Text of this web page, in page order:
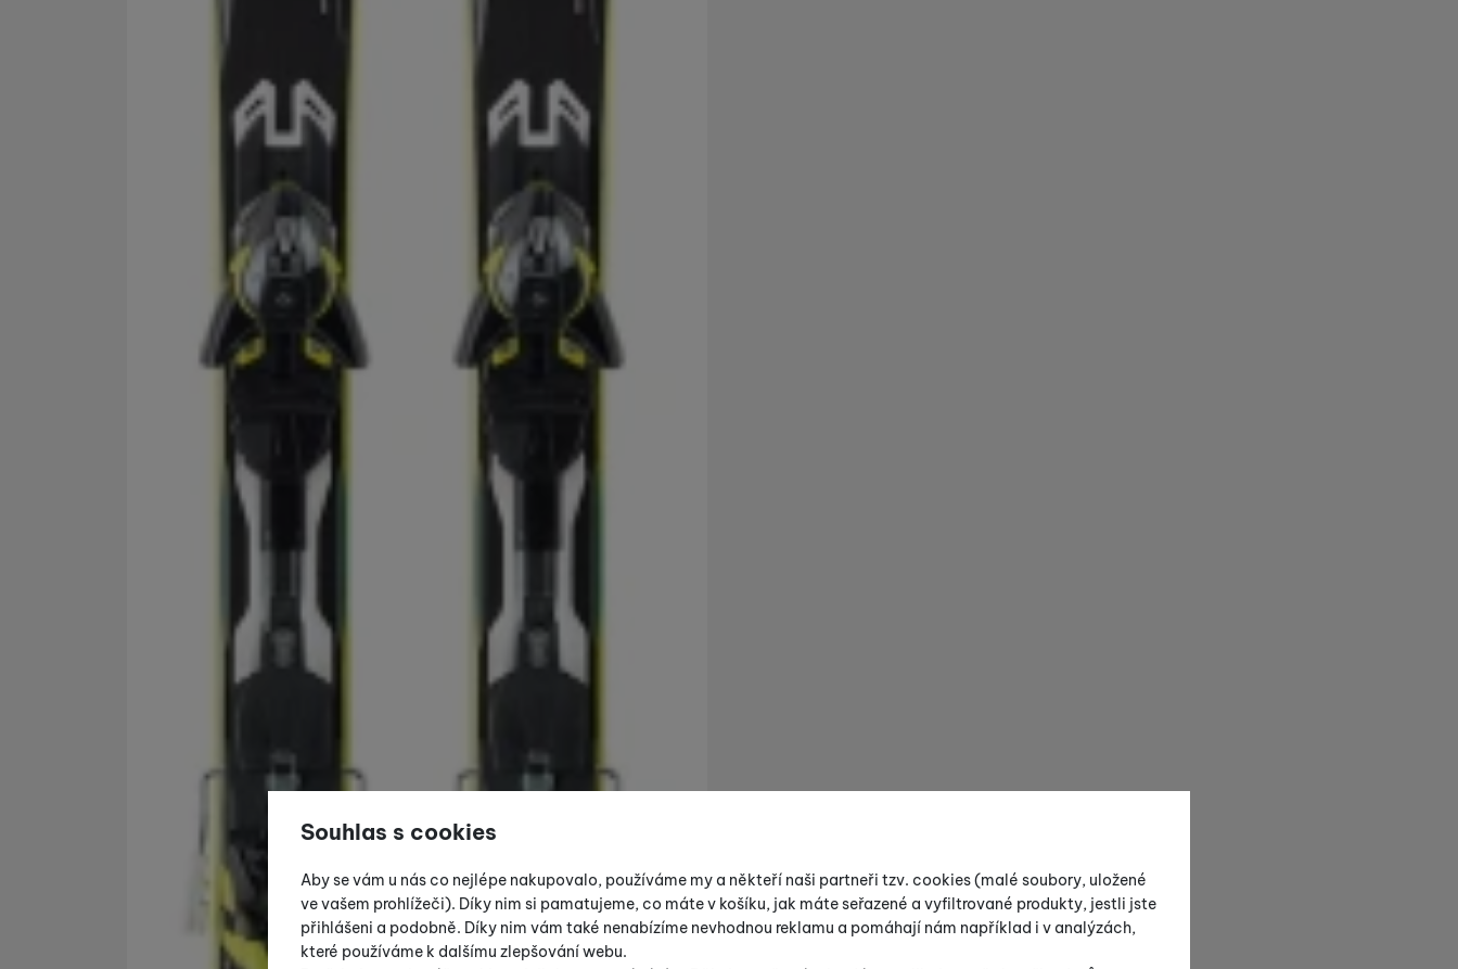
Souhlas s cookies
Aby se vám u nás co nejlépe nakupovalo, používáme my a někteří naši partneři tzv. cookies (malé soubory, uložené
ve vašem prohlížeči). Díky nim si pamatujeme, co máte v košíku, jak máte seřazené a vyfiltrované produkty, jestli jste
přihlášeni a podobně. Díky nim vám také nenabízíme nevhodnou reklamu a pomáhají nám například i v analýzách,
které používáme k dalšímu zlepšování webu.